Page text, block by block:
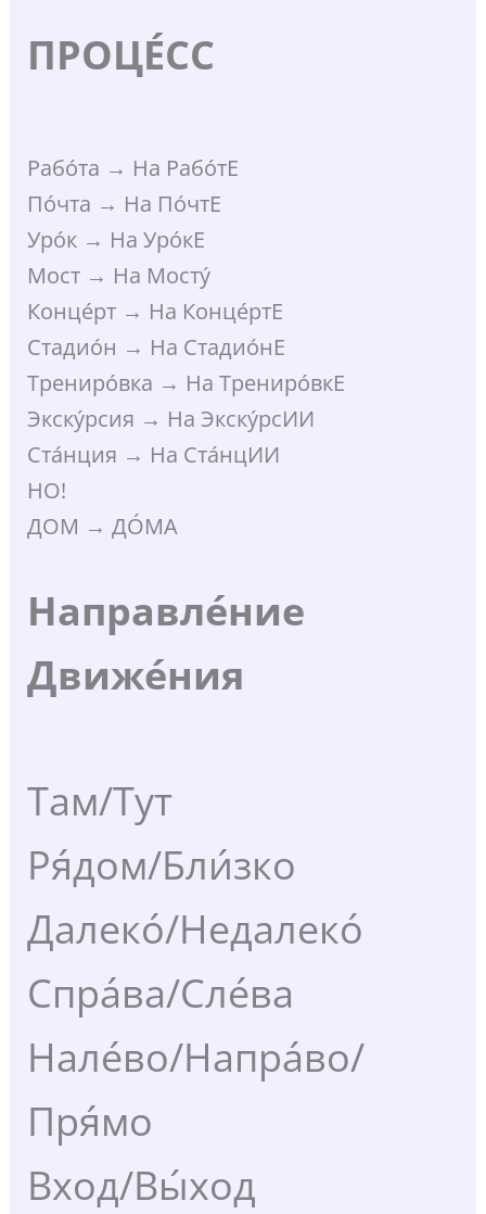
ПРОЦЕ́СС
Рабо́та → На Рабо́тЕ
По́чта → На По́чтЕ
Уро́к → На Уро́кЕ
Мост → На Мосту́
Конце́рт → На Конце́ртЕ
Стадио́н → На Стадио́нЕ
Трениро́вка → На Трениро́вкЕ
Экску́рсия → На Экску́рсИИ
Ста́нция → На Ста́нцИИ
НО!
ДОМ → ДО́МА
Направле́ние
Движе́ния
Там/Тут
Ря́дом/Бли́зко
Далеко́/Недалеко́
Спра́ва/Сле́ва
Нале́во/Напра́во/
Пря́мо
Вход/Вы́ход